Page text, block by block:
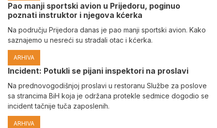
Pao manji sportski avion u Prijedoru, poginuo
poznati instruktor i njegova kćerka
Na području Prijedora danas je pao manji sportski avion. Kako
saznajemo u nesreći su stradali otac i kćerka.
ARHIVA
Incident: Potukli se pijani inspektori na proslavi
Na prednovogodišnjoj proslavi u restoranu Službe za poslove
sa strancima BiH koja je održana protekle sedmice dogodio se
incident tačnije tuča zaposlenih.
ARHIVA